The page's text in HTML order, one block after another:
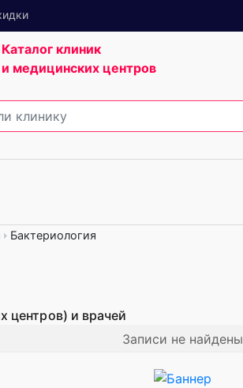
Каталог клиник
и медицинских центров
Бактериология
центров) и врачей
Записи не найдены